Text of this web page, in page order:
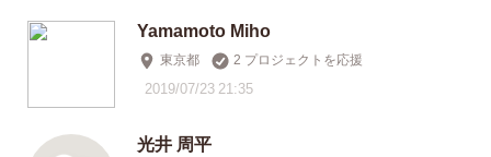
Yamamoto Miho
東京都 2 プロジェクトを応援
2019/07/23 21:35
光井 周平